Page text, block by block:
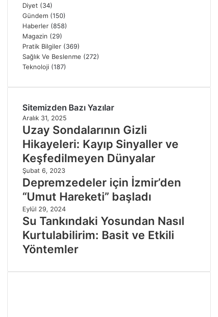
Diyet (34)
Gündem (150)
Haberler (858)
Magazin (29)
Pratik Bilgiler (369)
Sağlık Ve Beslenme (272)
Teknoloji (187)
Sitemizden Bazı Yazılar
Aralık 31, 2025
Uzay Sondalarının Gizli
Hikayeleri: Kayıp Sinyaller ve
Keşfedilmeyen Dünyalar
Şubat 6, 2023
Depremzedeler için İzmir’den
“Umut Hareketi” başladı
Eylül 29, 2024
Su Tankındaki Yosundan Nasıl
Kurtulabilirim: Basit ve Etkili
Yöntemler